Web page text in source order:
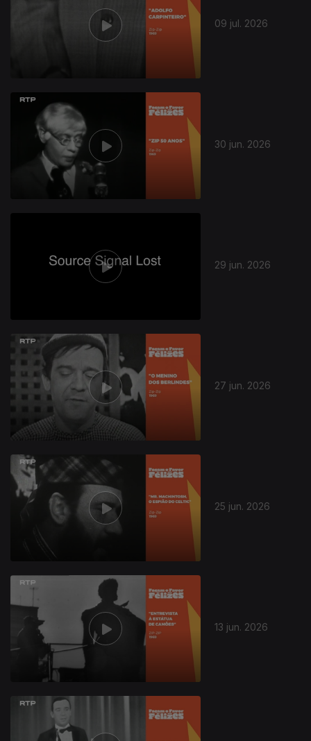
09 jul. 2026
30 jun. 2026
29 jun. 2026
27 jun. 2026
25 jun. 2026
13 jun. 2026